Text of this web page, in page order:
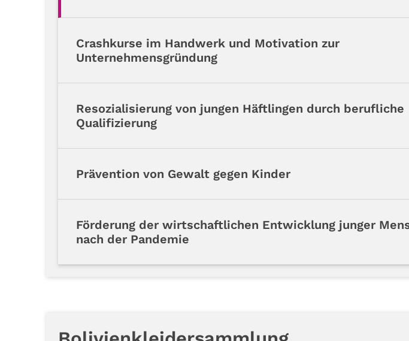
Crashkurse im Handwerk und Motivation zur
Unternehmensgründung
Resozialisierung von jungen Häftlingen durch berufliche
Qualifizierung
Prävention von Gewalt gegen Kinder
Förderung der wirtschaftlichen Entwicklung junger
nach der Pandemie